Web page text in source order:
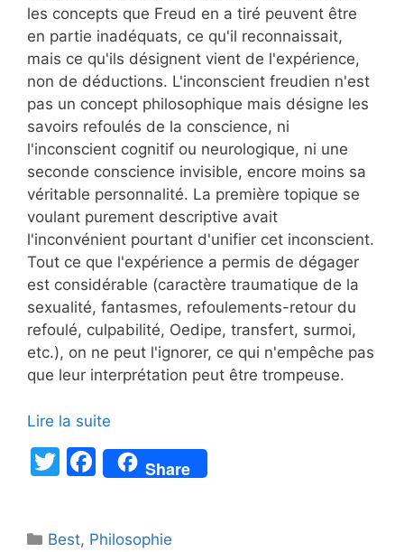
les concepts que Freud en a tiré peuvent être
en partie inadéquats, ce qu'il reconnaissait,
mais ce qu'ils désignent vient de l'expérience,
non de déductions. L'inconscient freudien n'est
pas un concept philosophique mais désigne les
savoirs refoulés de la conscience, ni
l'inconscient cognitif ou neurologique, ni une
seconde conscience invisible, encore moins sa
véritable personnalité. La première topique se
voulant purement descriptive avait
l'inconvénient pourtant d'unifier cet inconscient.
Tout ce que l'expérience a permis de dégager
est considérable (caractère traumatique de la
sexualité, fantasmes, refoulements-retour du
refoulé, culpabilité, Oedipe, transfert, surmoi,
etc.), on ne peut l'ignorer, ce qui n'empêche pas
que leur interprétation peut être trompeuse.
Lire la suite
T
F
a
Share
Catégories
Best, Philosophie